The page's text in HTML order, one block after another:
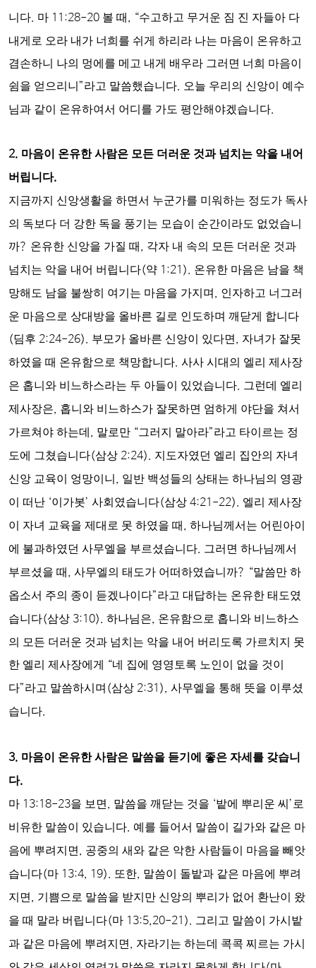
니다. 마 11:28-20 볼 때 , “수고하고 무거운 짐 진 자들아 다
내게로 오라 내가 너희를 쉬게 하리라 나는 마음이 온유하고
겸손하니 나의 멍에를 메고 내게 배우라 그러면 너희 마음이
쉼을 얻으리니 ”라고 말씀했습니다. 오늘 우리의 신앙이 예수
님과 같이 온유하여서 어디를 가도 평안해야겠습니다.
2. 마음이 온유한 사람은 모든 더러운 것과 넘치는 악을 내어
버립니다.
지금까지 신앙생활을 하면서 누군가를 미워하는 정도가 독사
의 독보다 더 강한 독을 풍기는 모습이 순간이라도 없었습니
까? 온유한 신앙을 가질 때 , 각자 내 속의 모든 더러운 것과
넘치는 악을 내어 버립니다(약 1:21). 온유한 마음은 남을 책
망해도 남을 불쌍히 여기는 마음을 가지며 , 인자하고 너그러
운 마음으로 상대방을 올바른 길로 인도하며 깨닫게 합니다
(딤후 2:24-26). 부모가 올바른 신앙이 있다면 , 자녀가 잘못
하였을 때 온유함으로 책망합니다. 사사 시대의 엘리 제사장
은 홉니와 비느하스라는 두 아들이 있었습니다. 그런데 엘리
제사장은, 홉니와 비느하스가 잘못하면 엄하게 야단을 쳐서
가르쳐야 하는데 , 말로만 “그러지 말아라”라고 타이르는 정
도에 그쳤습니다(삼상 2:24). 지도자였던 엘리 집안의 자녀
신앙 교육이 엉망이니 , 일반 백성들의 상태는 하나님의 영광
이 떠난 ‘이가봇’ 사회였습니다(삼상 4:21-22). 엘리 제사장
이 자녀 교육을 제대로 못 하였을 때 , 하나님께서는 어린아이
에 불과하였던 사무엘을 부르셨습니다. 그러면 하나님께서
부르셨을 때 , 사무엘의 태도가 어떠하였습니까? “말씀만 하
옵소서 주의 종이 듣겠나이다”라고 대답하는 온유한 태도였
습니다(삼상 3:10). 하나님은, 온유함으로 홉니와 비느하스
의 모든 더러운 것과 넘치는 악을 내어 버리도록 가르치지 못
한 엘리 제사장에게
“네 집에 영영토록 노인이 없을 것이
다”라고 말씀하시며 (삼상 2:31), 사무엘을 통해 뜻을 이루셨
습니다.
3. 마음이 온유한 사람은 말씀을 듣기에 좋은 자세를 갖습니
다.
마 13:18-23을 보면 , 말씀을 깨닫는 것을 ‘밭에 뿌리운 씨 ’ 로
비유한 말씀이 있습니다. 예를 들어서 말씀이 길가와 같은 마
음에 뿌려지면 , 공중의 새와 같은 악한 사람들이 마음을 빼앗
습니다(마 13:4, 19). 또한, 말씀이 돌밭과 같은 마음에 뿌려
지면 , 기쁨으로 말씀을 받지만 신앙의 뿌리가 없어 환난이 왔
을 때 말라 버립니다(마 13:5,20-21 ). 그리고 말씀이 가시밭
과 같은 마음에 뿌려지면 , 자라기는 하는데 콕콕 찌르는 가시